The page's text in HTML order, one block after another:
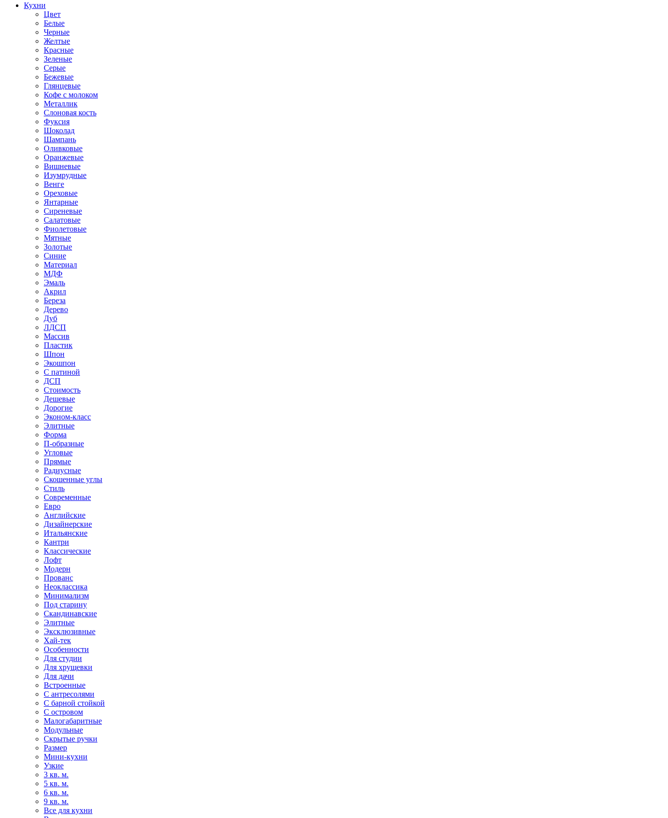
Кухни
Цвет
Белые
Черные
Желтые
Красные
Зеленые
Серые
Бежевые
Глянцевые
Кофе с молоком
Металлик
Слоновая кость
Фуксия
Шоколад
Шампань
Оливковые
Оранжевые
Вишневые
Изумрудные
Венге
Ореховые
Янтарные
Сиреневые
Салатовые
Фиолетовые
Мятные
Золотые
Синие
Материал
МДФ
Эмаль
Акрил
Береза
Дерево
Дуб
ЛДСП
Массив
Пластик
Шпон
Экошпон
С патиной
ДСП
Стоимость
Дешевые
Дорогие
Эконом-класс
Элитные
Форма
П-образные
Угловые
Прямые
Радиусные
Скошенные углы
Стиль
Современные
Евро
Английские
Дизайнерские
Итальянские
Кантри
Классические
Лофт
Модерн
Прованс
Неоклассика
Минимализм
Под старину
Скандинавские
Элитные
Эксклюзивные
Хай-тек
Особенности
Для студии
Для хрущевки
Для дачи
Встроенные
С антресолями
С барной стойкой
С островом
Малогабаритные
Модульные
Скрытые ручки
Размер
Мини-кухни
Узкие
3 кв. м.
5 кв. м.
6 кв. м.
9 кв. м.
Все для кухни